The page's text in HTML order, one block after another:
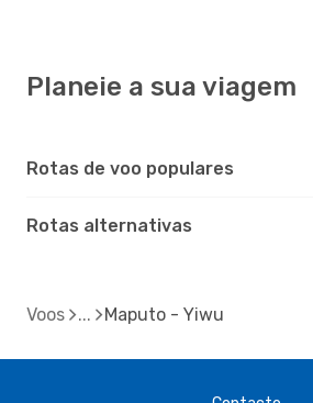
Planeie a sua viagem
Rotas de voo populares
Rotas alternativas
Voos Maputo - Yiwu